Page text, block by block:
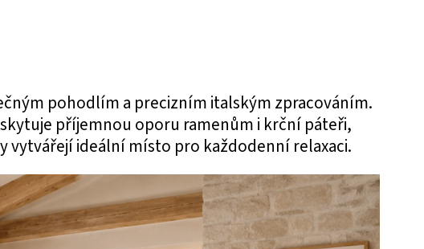
pohodlím a precizním italským zpracováním.
příjemnou oporu ramenům i krční páteři,
ideální místo pro každodenní relaxaci.